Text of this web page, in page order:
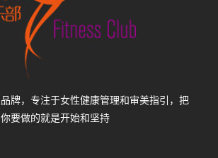
牌，专注于女性健康管理和审美指引，把
要做的就是开始和坚持